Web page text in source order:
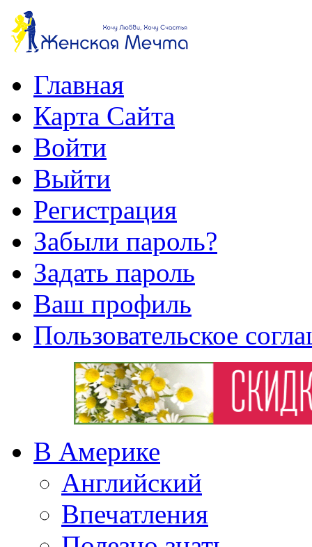
Главная
Карта Сайта
Войти
Выйти
Регистрация
Забыли пароль?
Задать пароль
Ваш профиль
Пользовательское
В Америке
Английский
Впечатления